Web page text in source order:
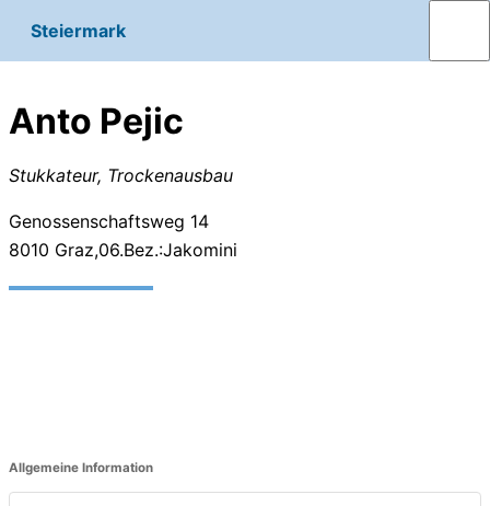
Steiermark
Anto Pejic
Stukkateur, Trockenausbau
Genossenschaftsweg 14
8010 Graz,06.Bez.:Jakomini
Allgemeine Information